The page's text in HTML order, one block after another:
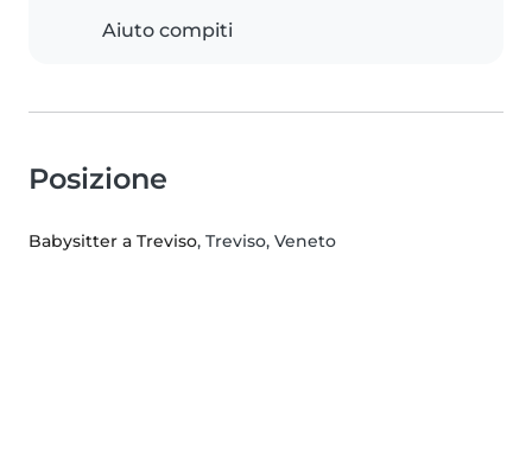
Aiuto compiti
Posizione
Babysitter a Treviso, Treviso, Veneto